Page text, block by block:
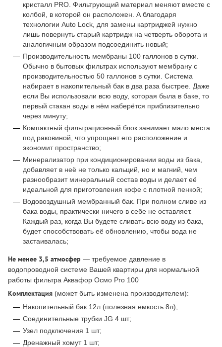
кристалл PRO. Фильтрующий материал меняют вместе с
колбой, в которой он расположен. А благодаря
технологии Auto Lock, для замены картриджей нужно
лишь повернуть старый картридж на четверть оборота и
аналогичным образом подсоединить новый;
Производительность мембраны 100 галлонов в сутки.
Обычно в бытовых фильтрах используют мембрану с
производительностью 50 галлонов в сутки. Система
набирает в накопительный бак в два раза быстрее. Даже
если Вы использовали всю воду, которая была в баке, то
первый стакан воды в нём наберётся приблизительно
через минуту;
Компактный фильтрационный блок занимает мало места
под раковиной, что упрощает его расположение и
экономит пространство;
Минерализатор при кондиционировании воды из бака,
добавляет в неё не только кальций, но и магний, чем
разнообразит минеральный состав воды и делает её
идеальной для приготовления кофе с плотной пенкой;
Водовоздушный мембранный бак. При полном сливе из
бака воды, практически ничего в себе не оставляет.
Каждый раз, когда Вы будете сливать всю воду из бака,
будет способствовать её обновлению, чтобы вода не
застаивалась;
Не менее 3,5 атмосфер — требуемое давление в
водопроводной системе Вашей квартиры для нормальной
работы фильтра Аквафор Осмо Pro 100
Комплектация (может быть изменена производителем):
Накопительный бак 12л (полезная емкость 8л);
Соединительные трубки JG 4 шт;
Узел подключения 1 шт;
Дренажный хомут 1 шт;